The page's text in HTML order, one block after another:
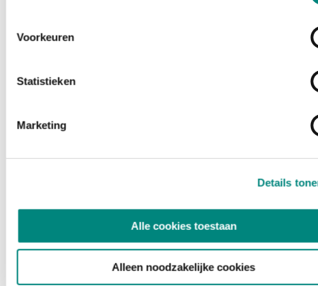
Voorkeuren
Statistieken
Marketing
Details
Alle cookies toestaan
Alleen noodzakelijke cookies